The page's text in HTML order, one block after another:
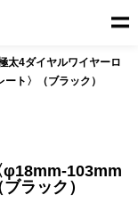
太4ダイヤルワイヤーロ
ト〉（ブラック）
φ18mm-103mm
ラック）